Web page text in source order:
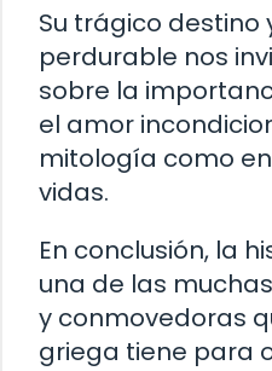
Su trágico destino
perdurable nos
sobre la
el amor
mitología como
vidas.
En conclusión, la
una de las
y conmovedoras
griega tiene para